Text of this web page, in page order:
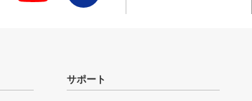
サポート